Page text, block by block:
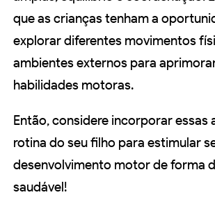
que as crianças tenham a
explorar diferentes movimentos
ambientes externos para
habilidades motoras.
Então, considere incorporar essas
rotina do seu filho para estimular
desenvolvimento motor de forma
saudável!